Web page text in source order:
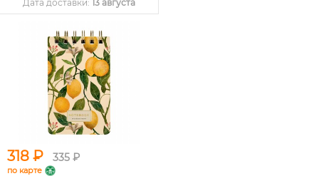
Дата доставки: 13 августа
318 ₽ 335 ₽
по карте